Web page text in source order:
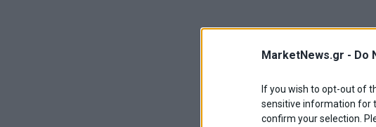
MarketNews.gr - Do
If you wish to opt-out of
sensitive information for
confirm your selection.